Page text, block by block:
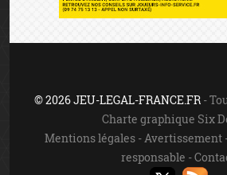
© 2026 JEU-LEGAL-FRANCE.FR-
Charte graphique Six
Mentions légales-Avertissement
responsable -